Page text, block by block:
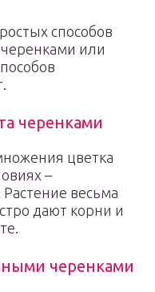
способов
или
черенками
цветка
–
весьма
дают корни и
черенками